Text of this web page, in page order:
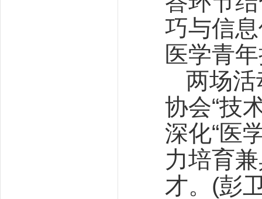
巧与信
医学青
两场
协会“技
深化“医
力培育
才。(彭